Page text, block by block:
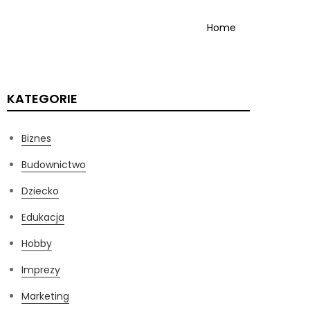
Home
KATEGORIE
Biznes
Budownictwo
Dziecko
Edukacja
Hobby
Imprezy
Marketing